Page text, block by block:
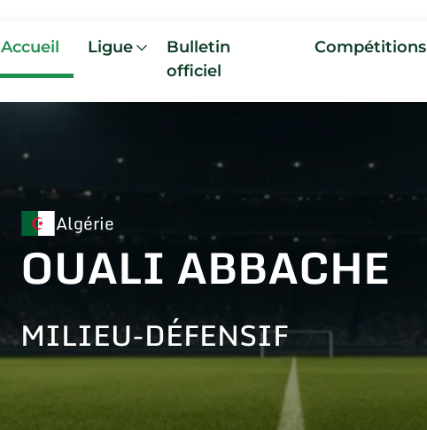
Accueil Ligue
Bulletin
officiel
Compétitions
Algérie
OUALI ABBACHE
MILIEU-DÉFENSIF